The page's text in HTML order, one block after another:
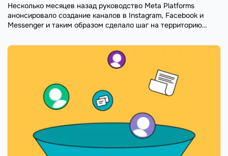
Несколько месяцев назад руководство Meta Platforms
анонсировало создание каналов в Instagram, Facebook и
Messenger и таким образом сделало шаг на территорию
Дуров заявил, что в Telegram ...